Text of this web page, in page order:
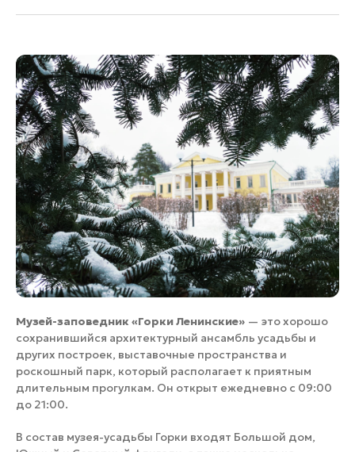
Музей-заповедник «Горки Ленинские» — это хорошо
сохранившийся архитектурный ансамбль усадьбы и
других построек, выставочные пространства и
роскошный парк, который располагает к приятным
длительным прогулкам. Он открыт ежедневно с 09:00
до 21:00.
В состав музея-усадьбы Горки входят Большой дом,